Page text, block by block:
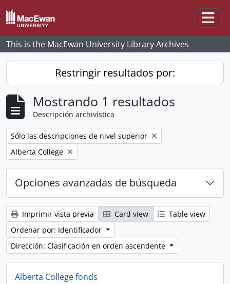
Skip to main content
This is the MacEwan University Library Archives
Restringir resultados por:
Mostrando 1 resultados
Descripción archivística
Remove filter:
Sólo las descripciones de nivel superior
Remove filter:
Alberta College
Opciones avanzadas de búsqueda
Imprimir vista previa Card view
Table view
Ordenar por: Identificador
Dirección: Clasificación en orden ascendente
Alberta College fonds